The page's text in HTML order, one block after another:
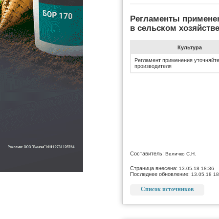
Регламенты
в сельском хозяйстве
Культура
Регламент применения
производителя
Составитель: Величко С.Н.
Страница внесена: 13.05.18 18:36
Последнее обновление: 13.05.18
Список источников